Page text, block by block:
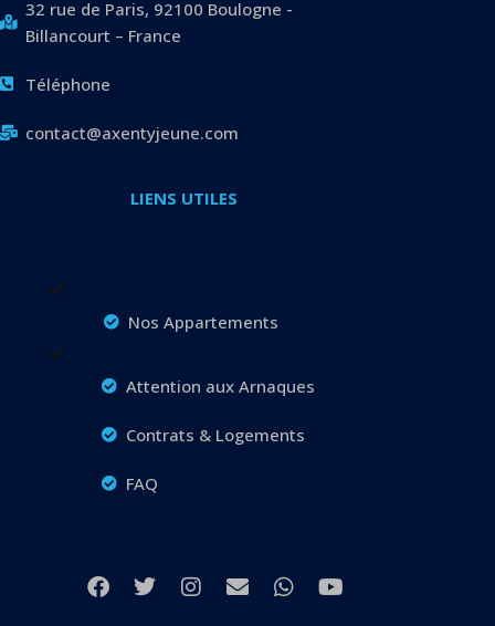
32 rue de Paris, 92100 Boulogne -
Billancourt – France
Téléphone
contact@axentyjeune.com
LIENS UTILES
Nos Appartements
Attention aux Arnaques
Contrats & Logements
FAQ